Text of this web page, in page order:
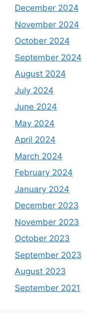
December 2024
November 2024
October 2024
September 2024
August 2024
July 2024
June 2024
May 2024
April 2024
March 2024
February 2024
January 2024
December 2023
November 2023
October 2023
September 2023
August 2023
September 2021